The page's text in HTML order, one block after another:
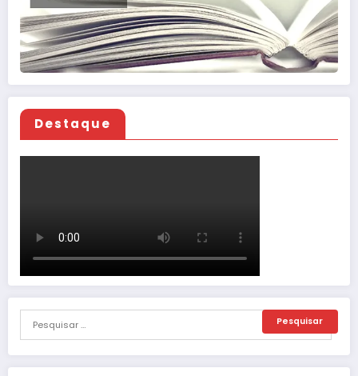
Destaque